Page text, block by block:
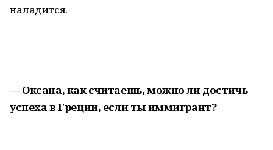
наладится.
— Оксана, как считаешь, можно ли достичь
успеха в Греции, если ты иммигрант?